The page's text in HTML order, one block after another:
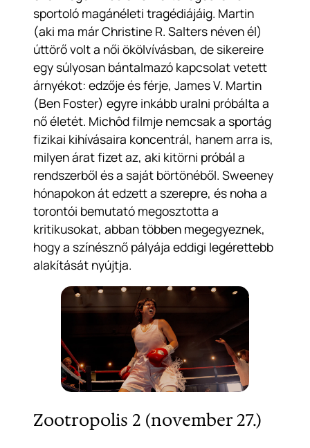
sportoló magánéleti tragédiájáig. Martin
(aki ma már Christine R. Salters néven él)
úttörő volt a női ökölvívásban, de sikereire
egy súlyosan bántalmazó kapcsolat vetett
árnyékot: edzője és férje, James V. Martin
(Ben Foster) egyre inkább uralni próbálta a
nő életét. Michôd filmje nemcsak a sportág
fizikai kihívásaira koncentrál, hanem arra is,
milyen árat fizet az, aki kitörni próbál a
rendszerből és a saját börtönéből. Sweeney
hónapokon át edzett a szerepre, és noha a
torontói bemutató megosztotta a
kritikusokat, abban többen megegyeznek,
hogy a színésznő pályája eddigi legérettebb
alakítását nyújtja.
Zootropolis 2 (november 27.)